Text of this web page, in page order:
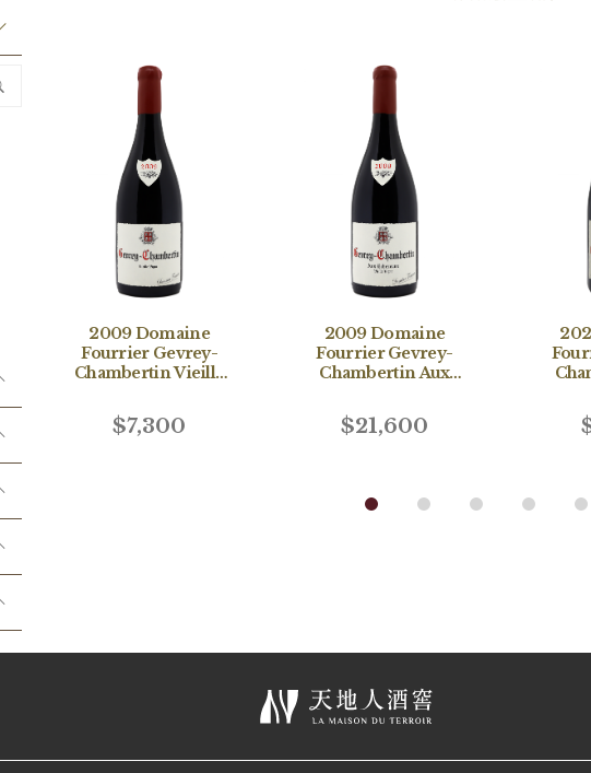
2009 Domaine
Fourrier Gevrey-
Chambertin Vieille
$7,300
2009 Domaine
Fourrier Gevrey-
Chambertin Aux
Vigne
$21,600